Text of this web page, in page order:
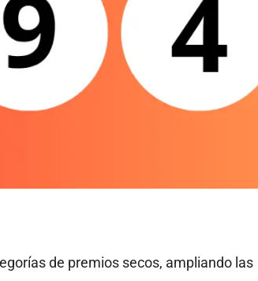
de premios secos, ampliando las